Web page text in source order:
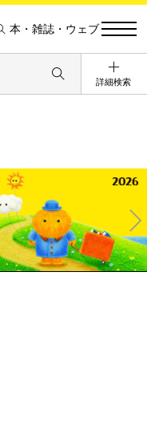
本・雑誌・ウェブ
詳細検索
Ne
xt